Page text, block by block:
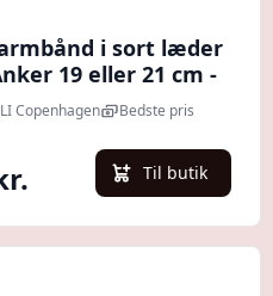
i sort læder
19 eller 21 cm -
for gravering
Copenhagen Bedste pris
Til butik